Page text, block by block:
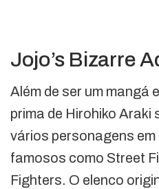
Jojo’s Bizarre
Além de ser um mangá
prima de Hirohiko Araki
vários personagens
famosos como Street
Fighters. O elenco